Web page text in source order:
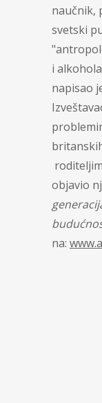
naučnik,
svetski
i
napisao
objavio
na: